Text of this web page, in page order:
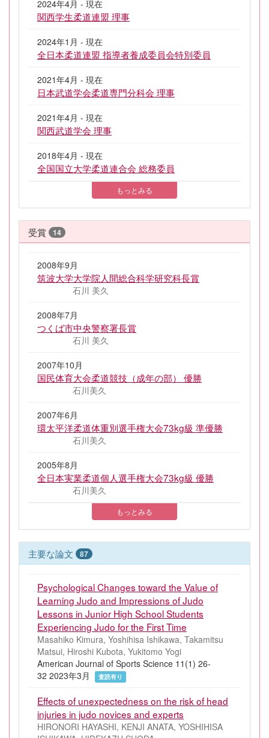
2024年4月 - 現在
関西学生柔道連盟 理事
2024年1月 - 現在
全日本柔道連盟 指導者養成委員会特別委員
2021年4月 - 現在
日本武道学会柔道専門分科会 理事
2021年4月 - 現在
関西武道学会 理事
2018年4月 - 現在
全国国立大学柔道連合会 総務委員
もっとみる
受賞 14
2008年9月
筑波大学大学院人間総合科学研究科長賞
石川 美久
2008年7月
つくば市中央警察署長賞
石川 美久
2007年10月
国民体育大会柔道競技（成年の部） 優勝
石川美久
2007年6月
環太平洋柔道体重別選手権大会73kg級 準優勝
石川美久
2005年8月
全日本実業柔道個人選手権大会73kg級 優勝
石川美久
もっとみる
主要な論文 87
Psychological Changes toward the Value of
Learning Judo and Impressions of Judo
Lessons in Junior High School Students
Experiencing Judo for the First Time
Masahiko Kimura, Yoshihisa Ishikawa, Takamitsu
Matsui, Hiroshi Kubota, Yukitomo Yogi
American Journal of Sports Science 11(1) 26-
32 2023年3月
査読有り
Effects of unexpectedness on the risk of head
injuries in judo novices and experts
HIRONORI HAYASHI, KENJI ANATA, YOSHIHISA